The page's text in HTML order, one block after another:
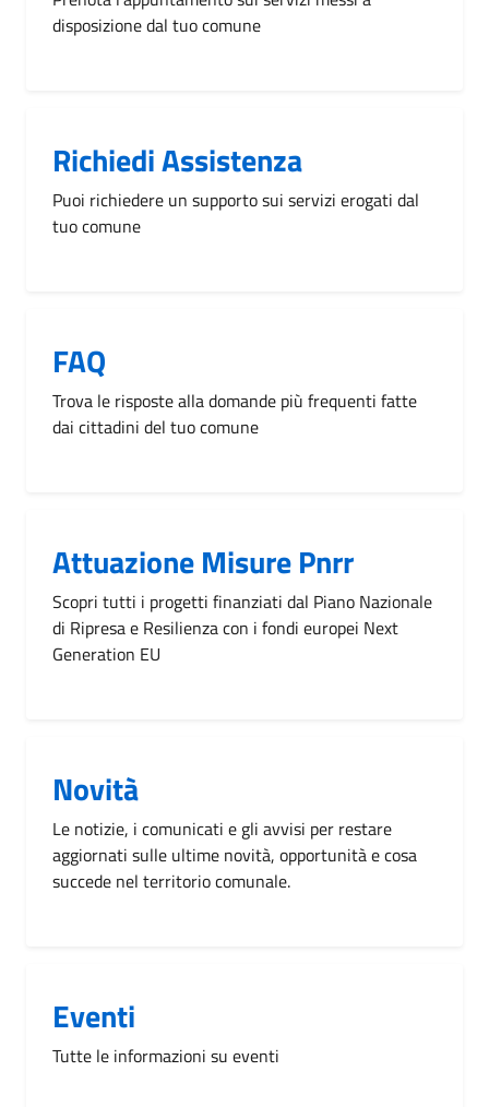
disposizione dal tuo comune
Richiedi Assistenza
Puoi richiedere un supporto sui servizi erogati dal
tuo comune
FAQ
Trova le risposte alla domande più frequenti fatte
dai cittadini del tuo comune
Attuazione Misure Pnrr
Scopri tutti i progetti finanziati dal Piano Nazionale
di Ripresa e Resilienza con i fondi europei Next
Generation EU
Novità
Le notizie, i comunicati e gli avvisi per restare
aggiornati sulle ultime novità, opportunità e cosa
succede nel territorio comunale.
Eventi
Tutte le informazioni su eventi